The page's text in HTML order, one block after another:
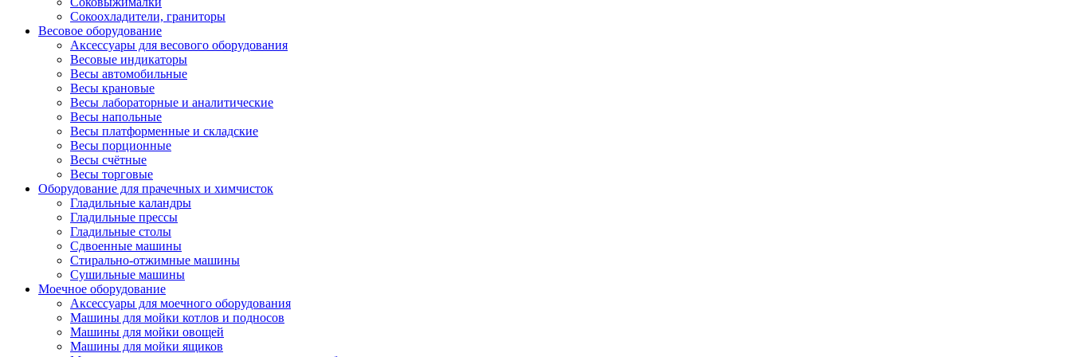
Сокоохладители, граниторы
Весовое оборудование
Аксессуары для весового оборудования
Весовые индикаторы
Весы автомобильные
Весы крановые
Весы лабораторные и аналитические
Весы напольные
Весы платформенные и складские
Весы порционные
Весы счётные
Весы торговые
Оборудование для прачечных и химчисток
Гладильные каландры
Гладильные прессы
Гладильные столы
Сдвоенные машины
Стирально-отжимные машины
Сушильные машины
Моечное оборудование
Аксессуары для моечного оборудования
Машины для мойки котлов и подносов
Машины для мойки овощей
Машины для мойки ящиков